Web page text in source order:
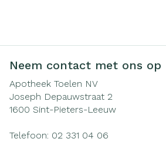
Neem contact met ons op
Apotheek Toelen NV
Joseph Depauwstraat 2
1600 Sint-Pieters-Leeuw
Telefoon: 02 331 04 06